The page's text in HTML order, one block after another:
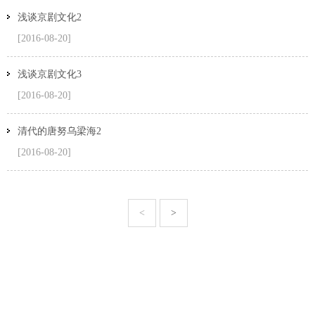
浅谈京剧文化2
[2016-08-20]
浅谈京剧文化3
[2016-08-20]
清代的唐努乌梁海2
[2016-08-20]
< >